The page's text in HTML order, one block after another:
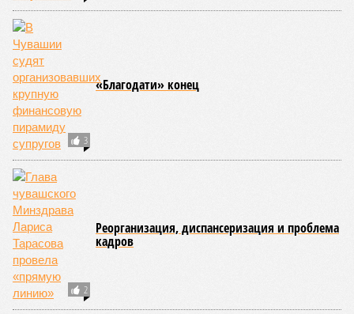
3
«Благодати» конец
2
Реорганизация, диспансеризация и проблема
кадров